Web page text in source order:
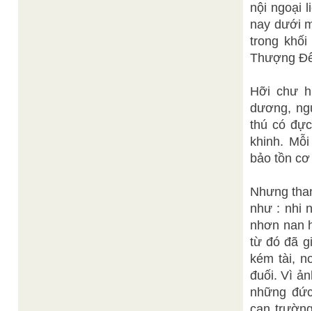
nội ngoại
nay dưới
trong
Thượng
Hỡi chư
dương,
thú có
khinh.
bảo tồn
Nhưng
như : nhi
nhơn nan
từ đó đã
kém tài,
đuối. Vì
những